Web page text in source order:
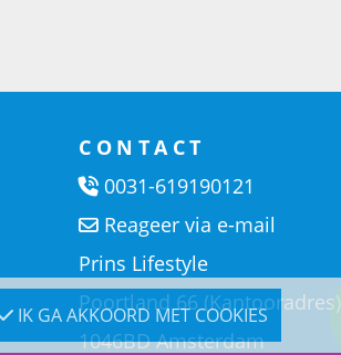
IK GA AKKOORD MET COOKIES
CONTACT
0031-619190121
Reageer via e-mail
Prins Lifestyle
Poortland 66 (Kantooradres)
1046BD Amsterdam